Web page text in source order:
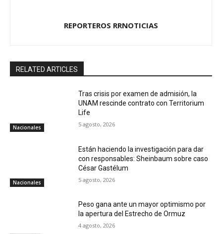
REPORTEROS RRNOTICIAS
RELATED ARTICLES
Nacionales
Tras crisis por examen de admisión, la
UNAM rescinde contrato con Territorium
Life
5 agosto, 2026
Nacionales
Están haciendo la investigación para dar
con responsables: Sheinbaum sobre caso
César Gastélum
5 agosto, 2026
Peso gana ante un mayor optimismo por
la apertura del Estrecho de Ormuz
4 agosto, 2026